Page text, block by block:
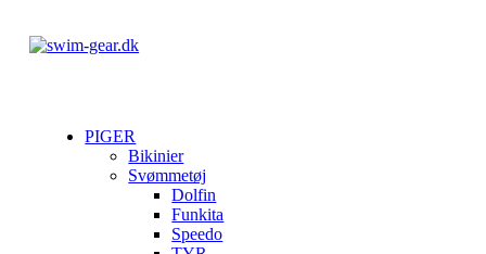
PIGER
Bikinier
Svømmetøj
Dolfin
Funkita
Speedo